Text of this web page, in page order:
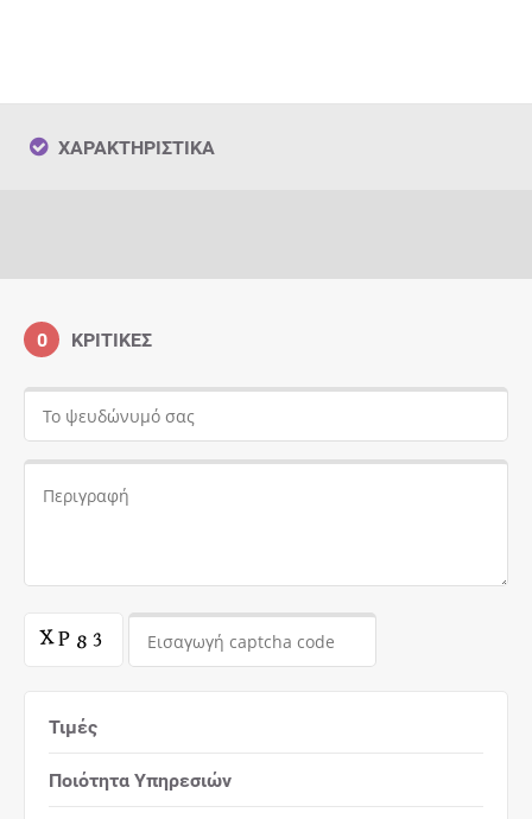
ΧΑΡΑΚΤΗΡΙΣΤΙΚΆ
0 ΚΡΙΤΙΚΈΣ
Τιμές
Ποιότητα Υπηρεσιών